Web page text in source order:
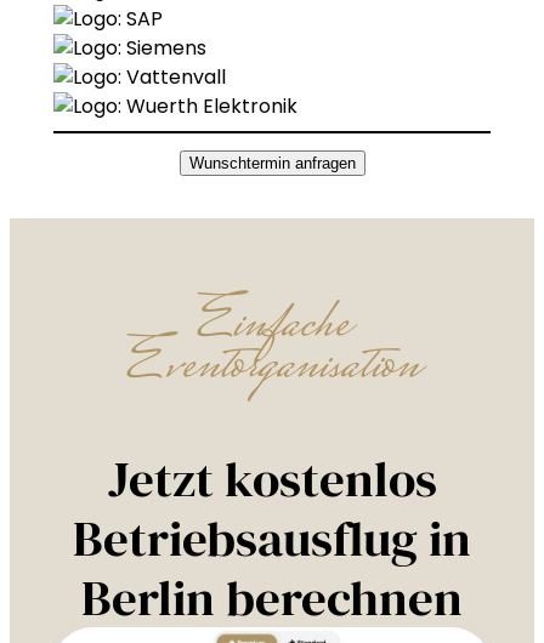
Wunschtermin anfragen
Einfache
Eventorganisation
Jetzt kostenlos
Betriebsausflug in
Berlin berechnen